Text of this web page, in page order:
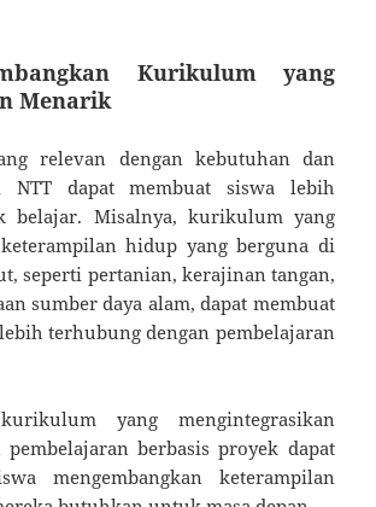
Kurikulum yang
Menarik
relevan dengan kebutuhan dan
NTT dapat membuat siswa lebih
belajar. Misalnya, kurikulum yang
hidup yang berguna di
seperti pertanian, kerajinan tangan,
sumber daya alam, dapat membuat
terhubung dengan pembelajaran
yang mengintegrasikan
berbasis proyek dapat
mengembangkan keterampilan